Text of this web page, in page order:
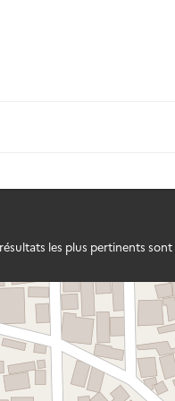
les plus pertinents